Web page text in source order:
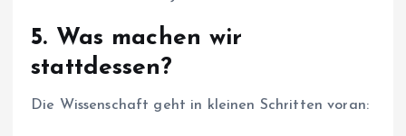
5. Was machen wir
stattdessen?
Die Wissenschaft geht in kleinen Schritten voran: